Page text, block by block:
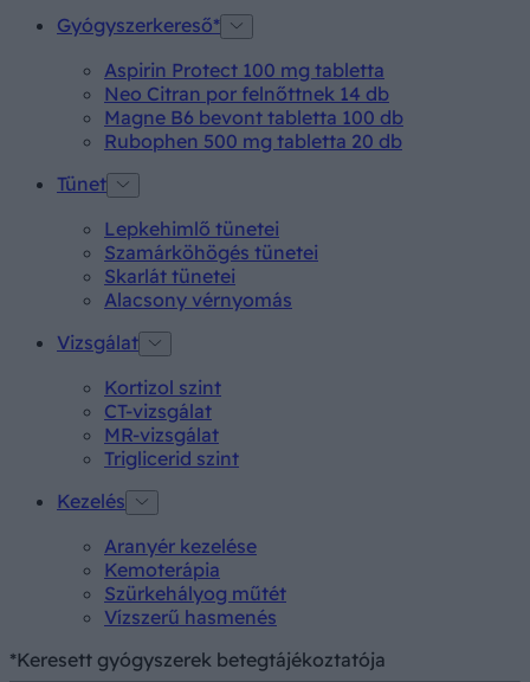
Gyógyszerkereső*
Aspirin Protect 100 mg tabletta
Neo Citran por felnőttnek 14 db
Magne B6 bevont tabletta 100 db
Rubophen 500 mg tabletta 20 db
Tünet
Lepkehimlő tünetei
Szamárköhögés tünetei
Skarlát tünetei
Alacsony vérnyomás
Vizsgálat
Kortizol szint
CT-vizsgálat
MR-vizsgálat
Triglicerid szint
Kezelés
Aranyér kezelése
Kemoterápia
Szürkehályog műtét
Vízszerű hasmenés
*Keresett gyógyszerek betegtájékoztatója